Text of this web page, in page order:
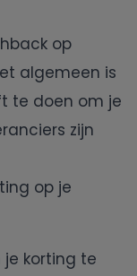
op
algemeen is
te doen om je
zijn
op je
korting te